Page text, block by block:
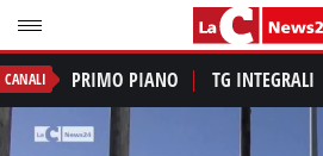
CANALI PRIMO PIANO TG INTEGRALI